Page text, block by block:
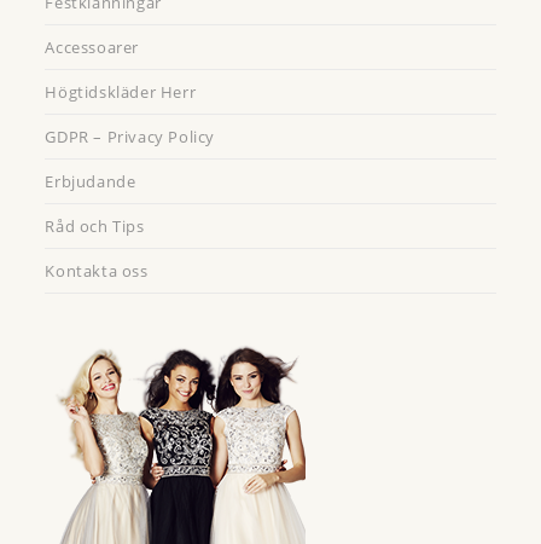
Accessoarer
Högtidskläder Herr
GDPR – Privacy Policy
Erbjudande
Råd och Tips
Kontakta oss